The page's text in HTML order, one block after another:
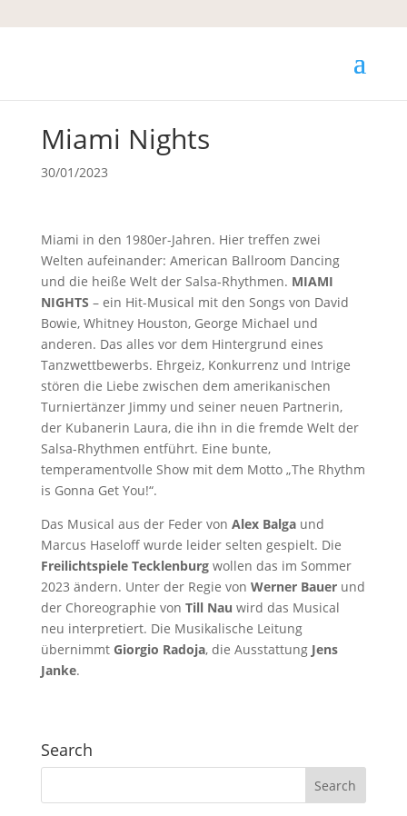
Miami Nights
30/01/2023
Miami in den 1980er-Jahren. Hier treffen zwei
Welten aufeinander: American Ballroom Dancing
und die heiße Welt der Salsa-Rhythmen. MIAMI
NIGHTS – ein Hit-Musical mit den Songs von David
Bowie, Whitney Houston, George Michael und
anderen. Das alles vor dem Hintergrund eines
Tanzwettbewerbs. Ehrgeiz, Konkurrenz und Intrige
stören die Liebe zwischen dem amerikanischen
Turniertänzer Jimmy und seiner neuen Partnerin,
der Kubanerin Laura, die ihn in die fremde Welt der
Salsa-Rhythmen entführt. Eine bunte,
temperamentvolle Show mit dem Motto „The Rhythm
is Gonna Get You!“.
Das Musical aus der Feder von Alex Balgaund
Marcus Haseloff wurde leider selten gespielt. Die
Freilichtspiele Tecklenburgwollen das im Sommer
2023 ändern. Unter der Regie von Werner Bauerund
der Choreographie von Till Nau wird das Musical
neu interpretiert. Die Musikalische Leitung
übernimmt Giorgio Radoja, die Ausstattung Jens
Janke.
Search